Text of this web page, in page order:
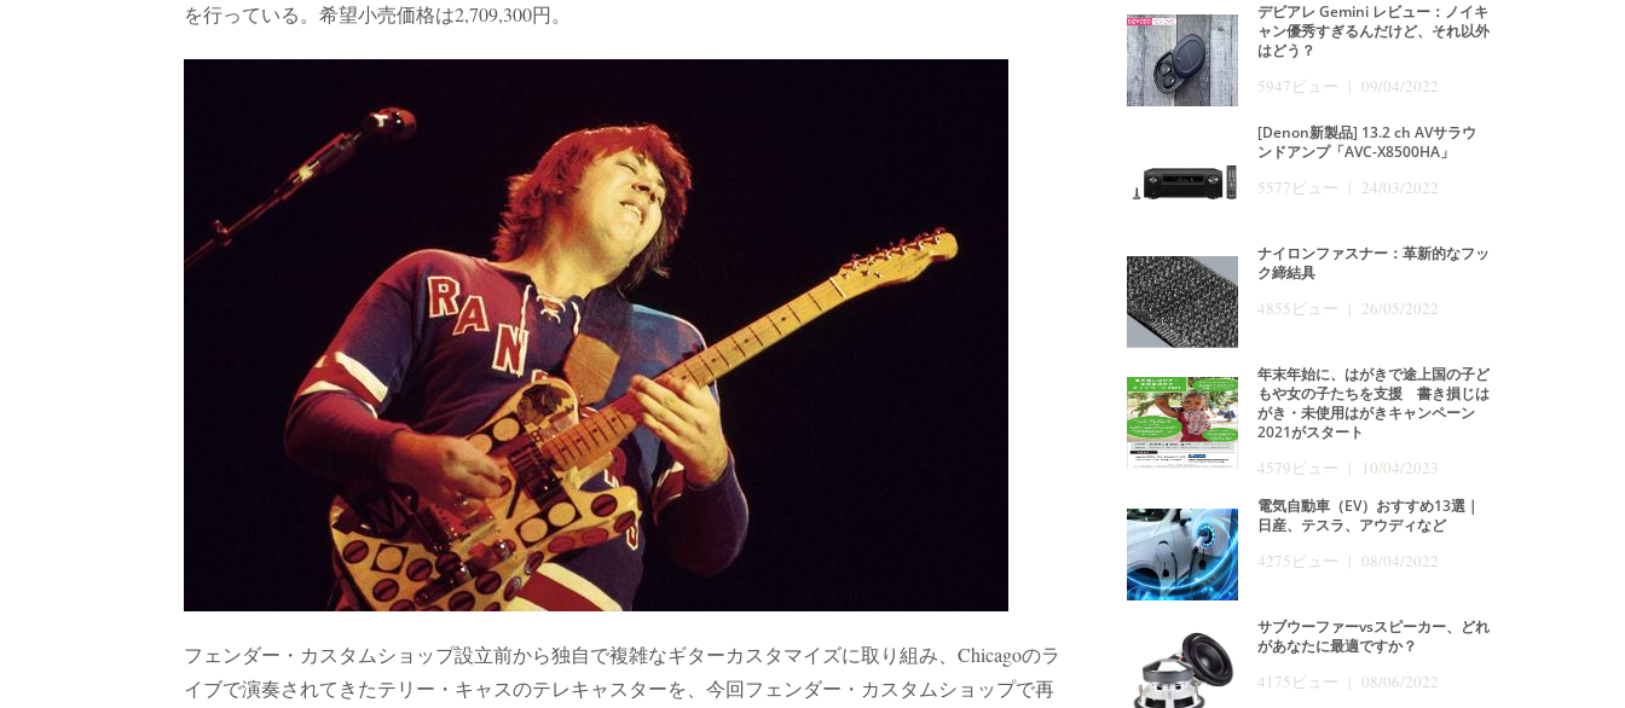
を行っている。希望小売価格は2,709,300円。
フェンダー・カスタムショップ設立前から独自で複雑なギターカスタマイズに取り組み、Chicagoのラ
イブで演奏されてきたテリー・キャスのテレキャスターを、今回フェンダー・カスタムショップで再
デビアレ Gemini レビュー：ノイキ
ャン優秀すぎるんだけど、それ以外
はどう？
5947ビュー | 09/04/2022
[Denon新製品] 13.2 ch AVサラウ
ンドアンプ「AVC-X8500HA」
5577ビュー | 24/03/2022
ナイロンファスナー：革新的なフッ
ク締結具
4855ビュー | 26/05/2022
年末年始に、はがきで途上国の子ど
もや女の子たちを支援 書き損じは
がき・未使用はがきキャンペーン
2021がスタート
4579ビュー | 10/04/2023
電気自動車（EV）おすすめ13選｜
日産、テスラ、アウディなど
4275ビュー | 08/04/2022
サブウーファーvsスピーカー、どれ
があなたに最適ですか？
4175ビュー | 08/06/2022